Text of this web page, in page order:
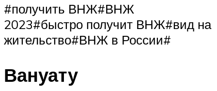
#получить ВНЖ#ВНЖ
2023#быстро получит ВНЖ#вид на
жительство#ВНЖ в России#
Вануату